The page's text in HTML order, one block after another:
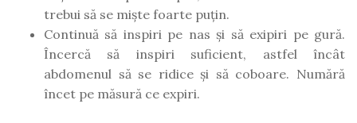
trebui să se miște foarte puțin.
Continuă să inspiri pe nas și să exipiri pe gură.
Încercă să inspiri suficient, astfel încât
abdomenul să se ridice și să coboare. Numără
încet pe măsură ce expiri.